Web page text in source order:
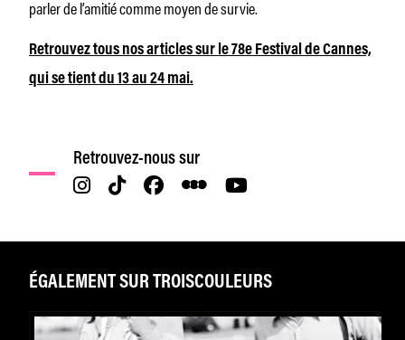
parler de l’amitié comme moyen de survie.
Retrouvez tous nos articles sur le 78e Festival de Cannes,
qui se tient du 13 au 24 mai.
Retrouvez-nous sur
ÉGALEMENT SUR TROISCOULEURS